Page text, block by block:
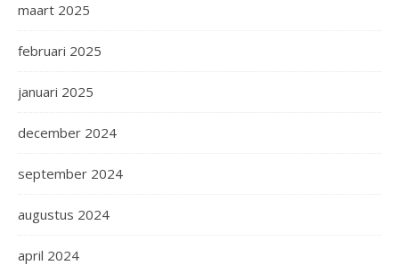
maart 2025
februari 2025
januari 2025
december 2024
september 2024
augustus 2024
april 2024